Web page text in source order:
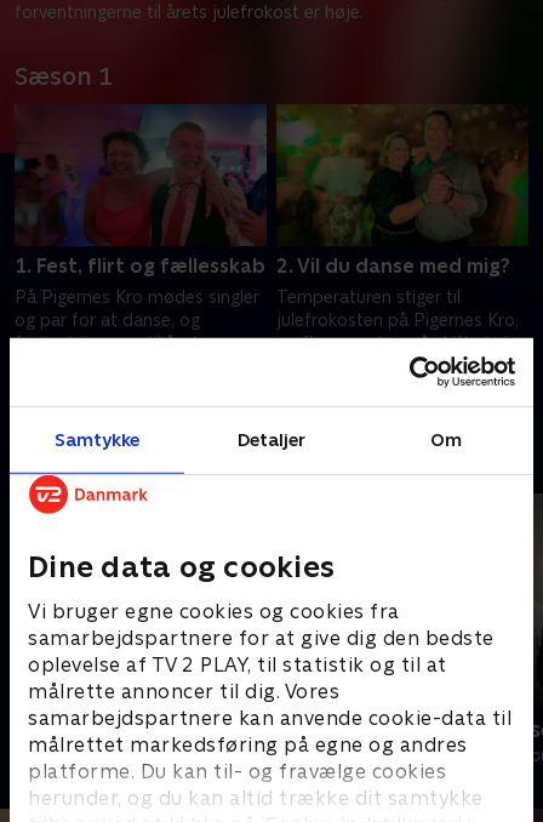
Samtykke Detaljer Om
Dine data og cookies
Vi bruger egne cookies og cookies fra
samarbejdspartnere for at give dig den bedste
oplevelse af TV 2 PLAY, til statistik og til at
målrette annoncer til dig. Vores
samarbejdspartnere kan anvende cookie-data til
målrettet markedsføring på egne og andres
platforme. Du kan til- og fravælge cookies
herunder, og du kan altid trække dit samtykke
forventningerne til årets julefrokost er høje.
Sæson 1
1. Fest, flirt og fællesskab
På Pigernes Kro mødes singler
og par for at danse, og
forventningerne til årets
2. Vil du danse med mig?
Temperaturen stiger til
julefrokosten på Pigernes Kro,
og flere gæster må skifte tøj
undervejs. Per har taget fire
Jul i Tivoli
Livsstil • 1 sæsoner Livsstil • 6